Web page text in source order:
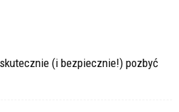
(i bezpiecznie!) pozbyć